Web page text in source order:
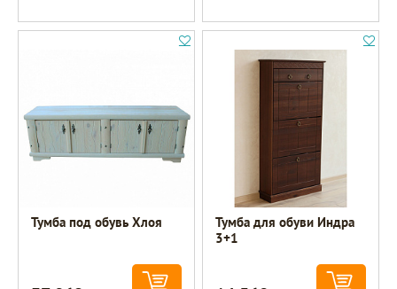
Тумба под обувь Хлоя
Тумба для обуви Индра
3+1